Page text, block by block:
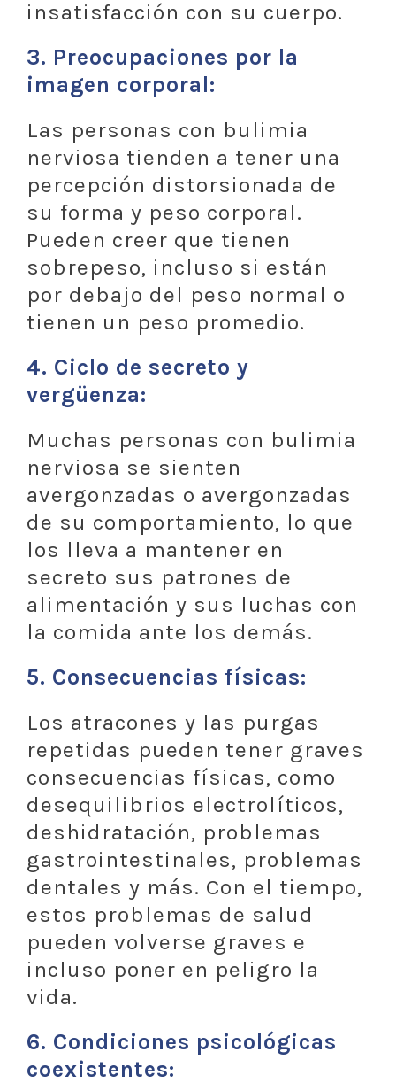
insatisfacción con su cuerpo.
3. Preocupaciones por la
imagen corporal:
Las personas con bulimia
nerviosa tienden a tener una
percepción distorsionada de
su forma y peso corporal.
Pueden creer que tienen
sobrepeso, incluso si están
por debajo del peso normal o
tienen un peso promedio.
4. Ciclo de secreto y
vergüenza:
Muchas personas con bulimia
nerviosa se sienten
avergonzadas o avergonzadas
de su comportamiento, lo que
los lleva a mantener en
secreto sus patrones de
alimentación y sus luchas con
la comida ante los demás.
5. Consecuencias físicas:
Los atracones y las purgas
repetidas pueden tener graves
consecuencias físicas, como
desequilibrios electrolíticos,
deshidratación, problemas
gastrointestinales, problemas
dentales y más. Con el tiempo,
estos problemas de salud
pueden volverse graves e
incluso poner en peligro la
vida.
6. Condiciones psicológicas
coexistentes: